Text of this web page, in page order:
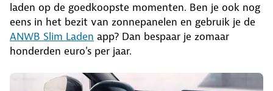
laden op de goedkoopste momenten. Ben je ook nog
eens in het bezit van zonnepanelen en gebruik je de
ANWB Slim Laden app? Dan bespaar je zomaar
honderden euro's per jaar.